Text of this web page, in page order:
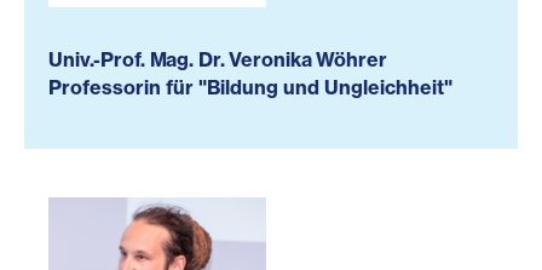
Univ.-Prof. Mag. Dr. Veronika Wöhrer
Professorin für "Bildung und Ungleichheit"